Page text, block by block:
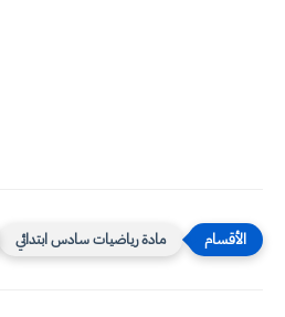
مادة رياضيات سادس ابتدائي